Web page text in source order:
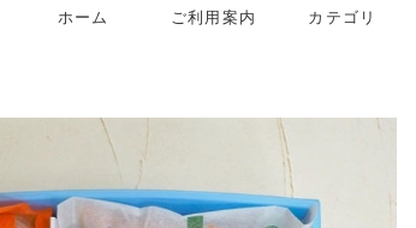
ホーム ご利用案内 カテゴリ